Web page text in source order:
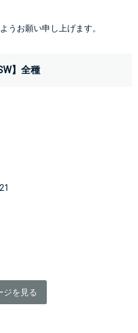
ようお願い申し上げます。
】全種
ジを見る